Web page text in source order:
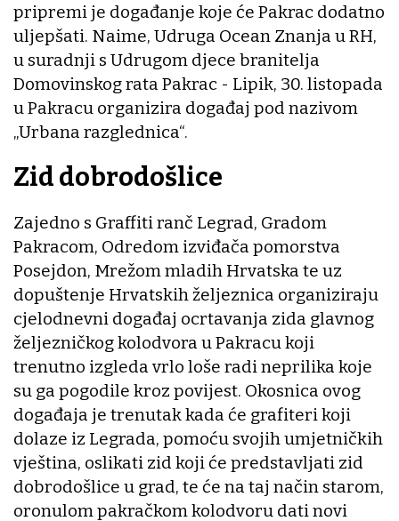
pripremi je događanje koje će Pakrac dodatno
uljepšati. Naime, Udruga Ocean Znanja u RH,
u suradnji s Udrugom djece branitelja
Domovinskog rata Pakrac - Lipik, 30. listopada
u Pakracu organizira događaj pod nazivom
„Urbana razglednica“.
Zid dobrodošlice
Zajedno s Graffiti ranč Legrad, Gradom
Pakracom, Odredom izviđača pomorstva
Posejdon, Mrežom mladih Hrvatska te uz
dopuštenje Hrvatskih željeznica organiziraju
cjelodnevni događaj ocrtavanja zida glavnog
željezničkog kolodvora u Pakracu koji
trenutno izgleda vrlo loše radi neprilika koje
su ga pogodile kroz povijest. Okosnica ovog
događaja je trenutak kada će grafiteri koji
dolaze iz Legrada, pomoću svojih umjetničkih
vještina, oslikati zid koji će predstavljati zid
dobrodošlice u grad, te će na taj način starom,
oronulom pakračkom kolodvoru dati novi